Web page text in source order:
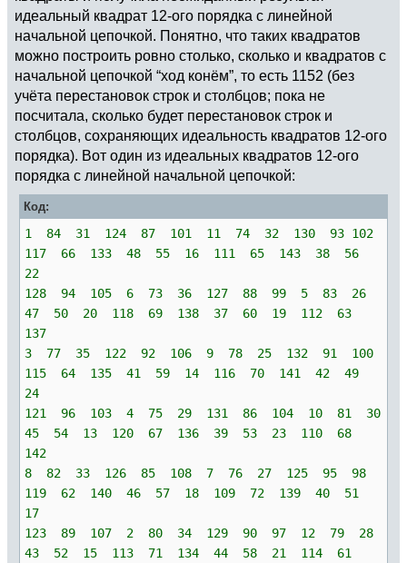
идеальный квадрат 12-ого порядка с линейной
начальной цепочкой. Понятно, что таких квадратов
можно построить ровно столько, сколько и квадратов с
начальной цепочкой “ход конём”, то есть 1152 (без
учёта перестановок строк и столбцов; пока не
посчитала, сколько будет перестановок строк и
столбцов, сохраняющих идеальность квадратов 12-ого
порядка). Вот один из идеальных квадратов 12-ого
порядка с линейной начальной цепочкой:
Код:
1 84 31 124 87 101 11 74 32 130 93 102
117 66 133 48 55 16 111 65 143 38 56
22
128 94 105 6 73 36 127 88 99 5 83 26
47 50 20 118 69 138 37 60 19 112 63
137
3 77 35 122 92 106 9 78 25 132 91 100
115 64 135 41 59 14 116 70 141 42 49
24
121 96 103 4 75 29 131 86 104 10 81 30
45 54 13 120 67 136 39 53 23 110 68
142
8 82 33 126 85 108 7 76 27 125 95 98
119 62 140 46 57 18 109 72 139 40 51
17
123 89 107 2 80 34 129 90 97 12 79 28
43 52 15 113 71 134 44 58 21 114 61